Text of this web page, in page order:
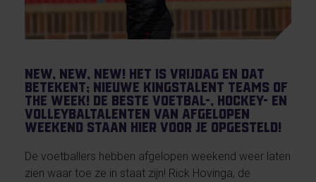
New, New, New! Het is vrijdag en dat
betekent; nieuwe KingsTalent Teams of
the Week! De beste voetbal-, hockey- en
volleybaltalenten van afgelopen
weekend staan hier voor je opgesteld!
De voetballers hebben afgelopen weekend weer laten
zien waar toe ze in staat zijn! Rick Hovinga, de